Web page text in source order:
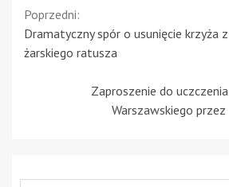
Continue
Reading
Poprzedni:
Dramatyczny spór o usunięcie krzyża
żarskiego ratusza
Zaproszenie do
Warszawskiego